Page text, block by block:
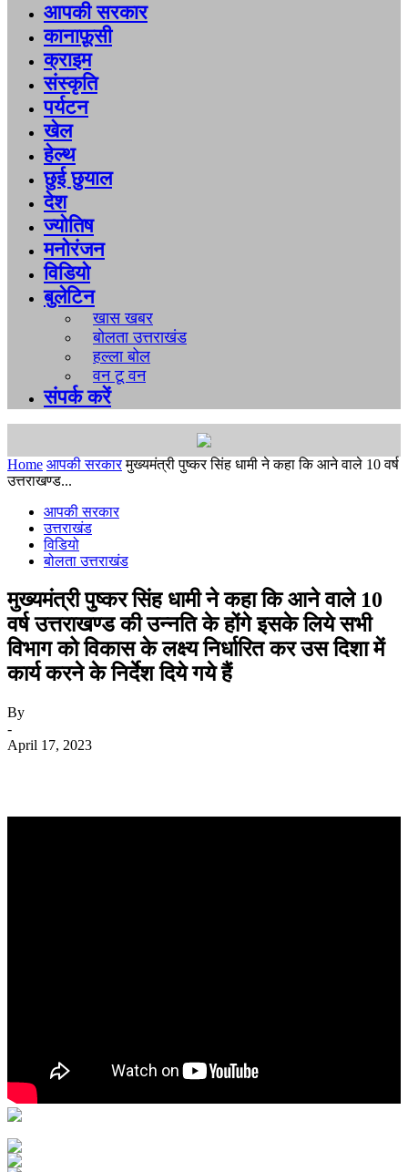
आपकी सरकार
कानाफ़ूसी
क्राइम
संस्कृति
पर्यटन
खेल
हेल्थ
छुई छुयाल
देश
ज्योतिष
मनोरंजन
विडियो
बुलेटिन
खास खबर
बोलता उत्तराखंड
हल्ला बोल
वन टू वन
संपर्क करें
Home आपकी सरकार मुख्यमंत्री पुष्कर सिंह धामी ने कहा कि आने वाले 10 वर्ष
उत्तराखण्ड...
आपकी सरकार
उत्तराखंड
विडियो
बोलता उत्तराखंड
मुख्यमंत्री पुष्कर सिंह धामी ने कहा कि आने वाले 10
वर्ष उत्तराखण्ड की उन्नति के होंगे इसके लिये सभी
विभाग को विकास के लक्ष्य निर्धारित कर उस दिशा में
कार्य करने के निर्देश दिये गये हैं
By
-
April 17, 2023